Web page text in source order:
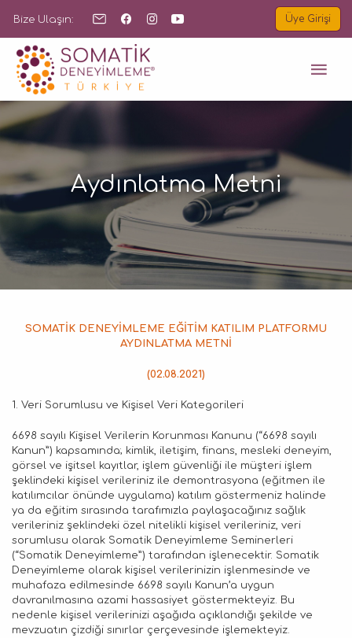
Bize Ulaşın: Üye Girişi
B
Aydınlatma Metni
SOMATİK DENEYİMLEME EĞİTİM KATILIM PLATFORMU
AYDINLATMA METNİ
(02.08.2021)
1. Veri Sorumlusu ve Kişisel Veri Kategorileri
6698 sayılı Kişisel Verilerin Korunması Kanunu (“6698 sayılı
Kanun”) kapsamında; kimlik, iletişim, finans, mesleki deneyim,
görsel ve işitsel kayıtlar, işlem güvenliği ile müşteri işlem
şeklindeki kişisel verileriniz ile demontrasyona (eğitmen ile
katılımcılar önünde uygulama) katılım göstermeniz halinde
ya da eğitim sırasında tarafımızla paylaşacağınız sağlık
verileriniz şeklindeki özel nitelikli kişisel verileriniz, veri
sorumlusu olarak Somatik Deneyimleme Seminerleri
(“Somatik Deneyimleme”) tarafından işlenecektir. Somatik
Deneyimleme olarak kişisel verilerinizin işlenmesinde ve
muhafaza edilmesinde 6698 sayılı Kanun’a uygun
davranılmasına azami hassasiyet göstermekteyiz. Bu
nedenle kişisel verilerinizi aşağıda açıklandığı şekilde ve
mevzuatın çizdiği sınırlar çerçevesinde işlemekteyiz.